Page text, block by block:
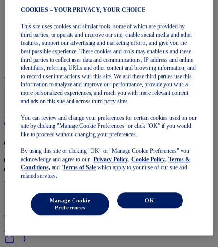
Trail Running
GEL-TRABUCO
GEL-SONOMA
SportStyle
GEL-QUANTUM
JAPAN S
OneASICS™-Mitgliedschaft
Genieße kostenlosen Versand, kostenlose Rücksendungen,
exklusive Rabatte und mehr – mit den OneASICS™-Vorteilen.
Anmelden | Konto erstellen
COOKIES – YOUR PRIVACY, YOUR CHOICE
This site uses cookies and similar tools, some of which are provided by
third parties, to operate and improve our site, enable social media and other
features, support our advertising and marketing efforts, and give you the
best possible experience. These cookies and tools may enable us and these
third parties to collect user data and communications, IP address and online
identifiers, referring URLs and other content and browsing information, and
to record user interactions with this site. We and these third parties use this
information to analyze and improve our performance, provide you with a
more personalized experiences, and reach you with more relevant content
and ads on this site and across third party sites.
You can review and change your preferences for certain cookies used on our
site by clicking "Manage Cookie Preferences" or click “OK” if you would
like to proceed without changing your preferences.
By using this site or clicking "OK" or "Manage Cookie Preferences" you
acknowledge and agree to our
Privacy Policy, Cookie Policy, Terms &
Conditions, and Terms of Sale which apply to your use of our site and
related services.
Manage Cookie
Preferences
OK